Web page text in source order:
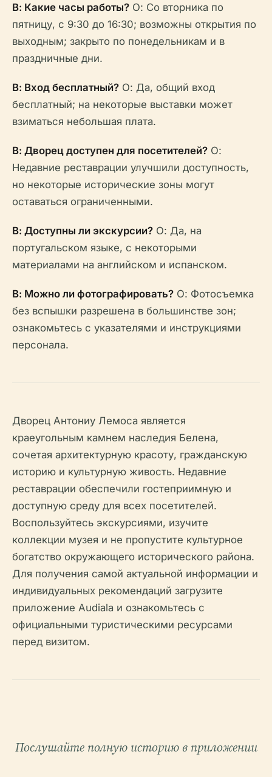
В: Какие часы работы? О: Со вторника по
пятницу, с 9:30 до 16:30; возможны открытия по
выходным; закрыто по понедельникам и в
праздничные дни.
В: Вход бесплатный? О: Да, общий вход
бесплатный; на некоторые выставки может
взиматься небольшая плата.
В: Дворец доступен для посетителей? О:
Недавние реставрации улучшили доступность,
но некоторые исторические зоны могут
оставаться ограниченными.
В: Доступны ли экскурсии? О: Да, на
португальском языке, с некоторыми
материалами на английском и испанском.
В: Можно ли фотографировать? О: Фотосъемка
без вспышки разрешена в большинстве зон;
ознакомьтесь с указателями и инструкциями
персонала.
Дворец Антониу Лемоса является
краеугольным камнем наследия Белена,
сочетая архитектурную красоту, гражданскую
историю и культурную живость. Недавние
реставрации обеспечили гостеприимную и
доступную среду для всех посетителей.
Воспользуйтесь экскурсиями, изучите
коллекции музея и не пропустите культурное
богатство окружающего исторического района.
Для получения самой актуальной информации и
индивидуальных рекомендаций загрузите
приложение Audiala и ознакомьтесь с
официальными туристическими ресурсами
перед визитом.
Послушайте полную историю в приложении